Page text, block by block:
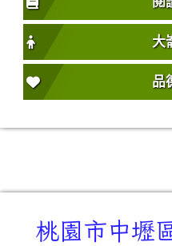
大
品
桃園市中壢